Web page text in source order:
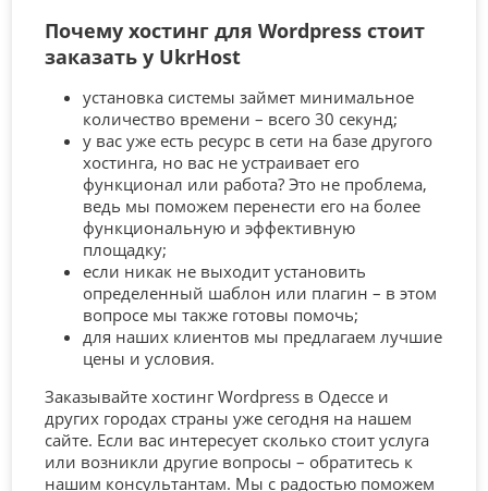
Почему хостинг для Wordpress стоит
заказать у UkrHost
установка системы займет минимальное
количество времени – всего 30 секунд;
у вас уже есть ресурс в сети на базе другого
хостинга, но вас не устраивает его
функционал или работа? Это не проблема,
ведь мы поможем перенести его на более
функциональную и эффективную
площадку;
если никак не выходит установить
определенный шаблон или плагин – в этом
вопросе мы также готовы помочь;
для наших клиентов мы предлагаем лучшие
цены и условия.
Заказывайте хостинг Wordpress в Одессе и
других городах страны уже сегодня на нашем
сайте. Если вас интересует сколько стоит услуга
или возникли другие вопросы – обратитесь к
нашим консультантам. Мы с радостью поможем